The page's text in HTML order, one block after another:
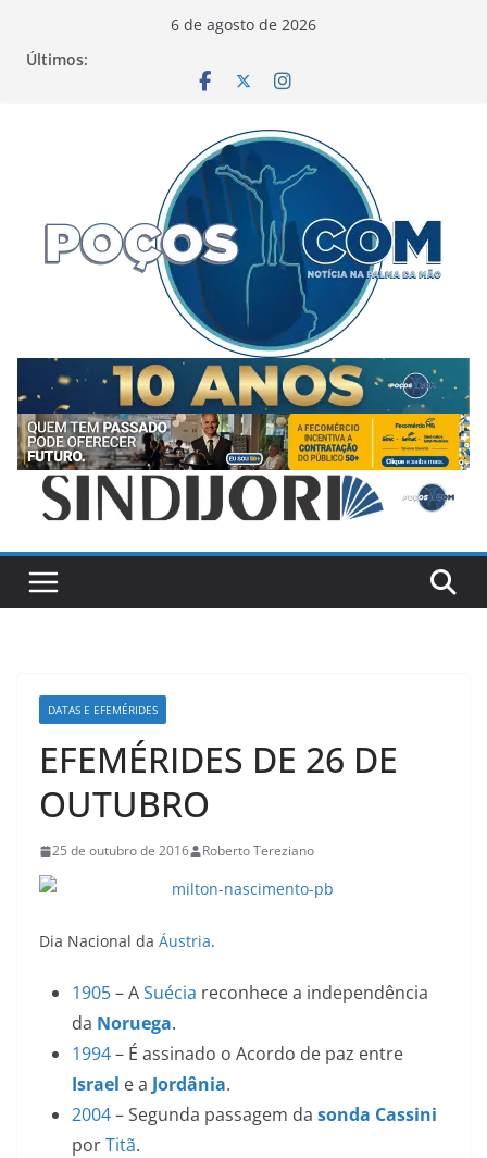
6 de agosto de 2026
Últimos:
DATAS E EFEMÉRIDES
EFEMÉRIDES DE 26 DE
OUTUBRO
25 de outubro de 2016 Roberto Tereziano
Dia Nacional da Áustria.
1905– ASuécia reconhece a independência
da Noruega.
1994– É assinado o Acordo de paz entre
Israel e a Jordânia.
2004– Segunda passagem da sonda Cassini
porTitã.